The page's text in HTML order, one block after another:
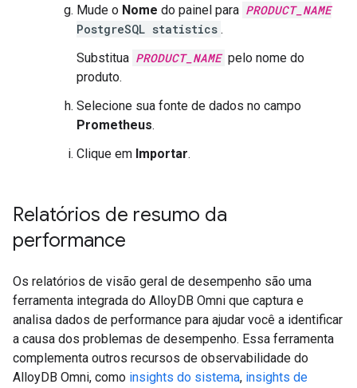
Mude o Nome do painel para PRODUCT_NAME
PostgreSQL statistics .
Substitua PRODUCT_NAME pelo nome do
produto.
Selecione sua fonte de dados no campo
Prometheus.
Clique em Importar.
Relatórios de resumo da
performance
Os relatórios de visão geral de desempenho são uma
ferramenta integrada do AlloyDB Omni que captura e
analisa dados de performance para ajudar você a identificar
a causa dos problemas de desempenho. Essa ferramenta
complementa outros recursos de observabilidade do
AlloyDB Omni, como insights do sistema, insights de